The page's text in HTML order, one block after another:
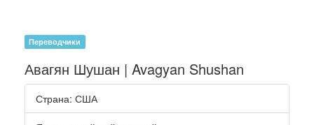
Переводчики
Авагян Шушан | Avagyan Shushan
Страна: США